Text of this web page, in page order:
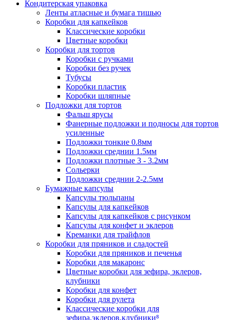
Кондитерская упаковка
Ленты атласные и бумага тишью
Коробки для капкейков
Классические коробки
Цветные коробки
Коробки для тортов
Коробки с ручками
Коробки без ручек
Тубусы
Коробки пластик
Коробки шляпные
Подложки для тортов
Фальш ярусы
Фанерные подложки и подносы для тортов
усиленные
Подложки тонкие 0.8мм
Подложки среднии 1.5мм
Подложки плотные 3 - 3.2мм
Сольерки
Подложки среднии 2-2.5мм
Бумажные капсулы
Капсулы тюльпаны
Капсулы для капкейков
Капсулы для капкейков с рисунком
Капсулы для конфет и эклеров
Креманки для трайфлов
Коробки для пряников и сладостей
Коробки для пряников и печенья
Коробки для макаронс
Цветные коробки для зефира, эклеров,
клубники
Коробки для конфет
Коробки для рулета
Классические коробки для
зефира,эклеров,клубники⁸